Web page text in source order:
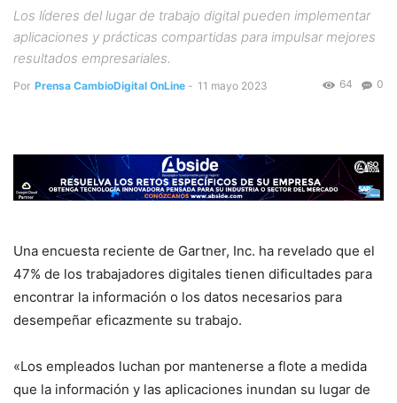
Los líderes del lugar de trabajo digital pueden implementar
aplicaciones y prácticas compartidas para impulsar mejores
resultados empresariales.
Por Prensa CambioDigital OnLine - 11 mayo 2023 0
64
Una encuesta reciente de Gartner, Inc. ha revelado que el
47% de los trabajadores digitales tienen dificultades para
encontrar la información o los datos necesarios para
desempeñar eficazmente su trabajo.
«Los empleados luchan por mantenerse a flote a medida
que la información y las aplicaciones inundan su lugar de